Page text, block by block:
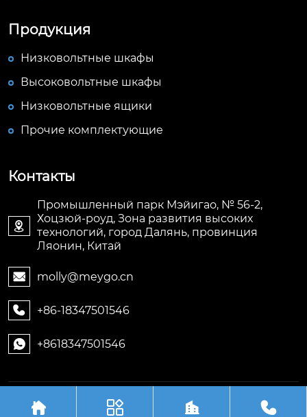
Продукция
Низковольтные шкафы
Высоковольтные шкафы
Низковольтные ящики
Прочие комплектующие
Контакты

Промышленный парк Мэйигао, № 56-2,
Хоцзюй-роуд, Зона развития высоких
технологий, город Далянь, провинция
Ляонин, Китай
 molly@meygo.cn
 +86-18347501546
 +8618347501546
Авторское право©ООО Ляонин Мэйигао Электро
Автоматизация Оборудования
   